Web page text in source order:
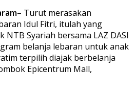
– Turut merasakan
Idul Fitri, itulah yang
NTB Syariah bersama LAZ DASI
belanja lebaran untuk anak
terpilih diajak berbelanja
Epicentrum Mall,